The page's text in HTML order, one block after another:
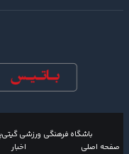
باشگاه فرهنگی ورزشی
صفحه اصلی
اخبار